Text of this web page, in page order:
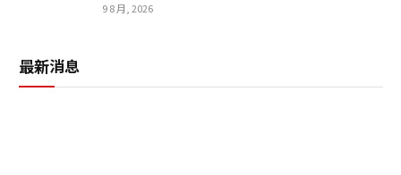
9 8 月, 2026
最新消息